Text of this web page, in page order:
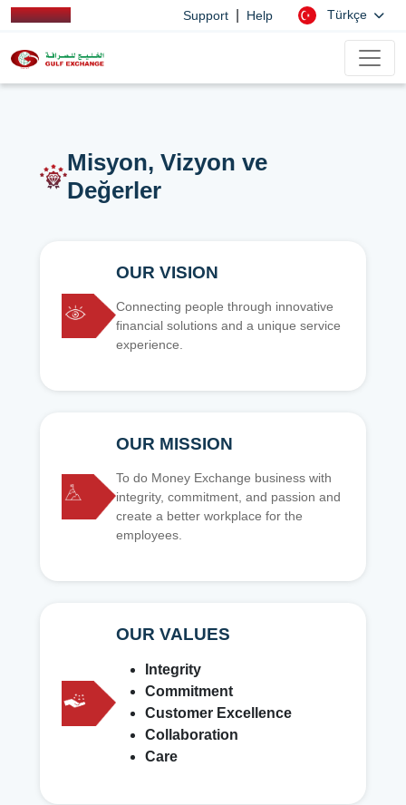
Support Help Türkçe
Misyon, Vizyon ve
Değerler
OUR VISION
Connecting people through innovative
financial solutions and a unique service
experience.
OUR MISSION
To do Money Exchange business with
integrity, commitment, and passion and
create a better workplace for the
employees.
OUR VALUES
Integrity
Commitment
Customer Excellence
Collaboration
Care